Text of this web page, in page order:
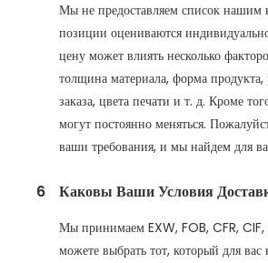
Мы не предоставляем список нашим
позиции оцениваются
цену может влиять несколько
толщина материала, форма продукта,
заказа, цвета печати и т. д. Кроме
могут постоянно меняться.
ваши требования, и мы найдем для
6 Каковы Ваши Условия
Мы принимаем EXW, FOB, CFR,
можете выбрать тот, который для вас